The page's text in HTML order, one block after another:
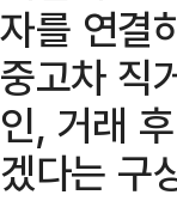
자를 연결
중고차 직
인, 거래
겠다는 구